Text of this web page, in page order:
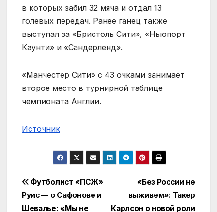
в которых забил 32 мяча и отдал 13
голевых передач. Ранее ганец также
выступал за «Бристоль Сити», «Ньюпорт
Каунти» и «Сандерленд».
«Манчестер Сити» с 43 очками занимает
второе место в турнирной таблице
чемпионата Англии.
Источник
Навигация
по
«Без России не
выживем»: Такер
Карлсон о новой роли
Футболист «ПСЖ»
Руис — о Сафонове и
Шевалье: «Мы не